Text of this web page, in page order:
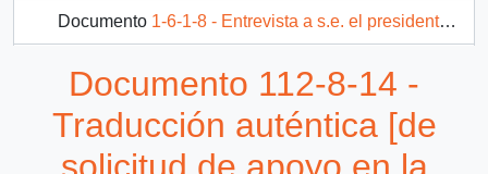
Documento 1-6-1-8 - Entrevista a s.e. el presidente de la república, D. Patricio Aylwin Azócar, de periodista Cecilia Serrano, de televisión nacional de chile
50 más...
Documento 112-8-14 -
Traducción auténtica [de